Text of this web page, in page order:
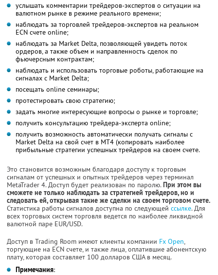
услышать комментарии трейдеров-экспертов о ситуации на
валютном рынке в режиме реального времени;
наблюдать за торговлей трейдеров-экспертов на реальном
ECN счете online;
наблюдать за Market Delta, позволяющей увидеть поток
ордеров, а также объем и направленность сделок по
фьючерсным контрактам;
наблюдать и использовать торговые роботы, работающие на
сигналах с Market Delta;
посещать online семинары;
протестировать свою стратегию;
задать многие интересующие вопросы о рынке и торговле;
получить консультацию трейдера-эксперта online;
получить возможность автоматически получать сигналы с
Market Delta на свой счет в MT4 (копировать наиболее
прибыльные стратегии успешных трейдеров на своем счете.
Это становится возможным благодаря доступу к торговым
сигналам от успешных и опытных трейдеров через терминал
MetaTrader 4. Доступ будет реализован по паролю.При этом вы
сможете не только наблюдать за стратегией трейдеров, но и
следовать ей, открывая такие же сделки на своем торговом счете.
Статистика работы сигналов доступна по следующей ссылке. Для
всех торговых систем торговля ведется по наиболее ликвидной
валютной паре EUR/USD.
Доступ в Trading Room имеют клиенты компании Fx Open,
торгующие на ECN счете, и также лица, оплатившие абонентскую
плату, которая составляет 100 долларов США в месяц.
Примечания: